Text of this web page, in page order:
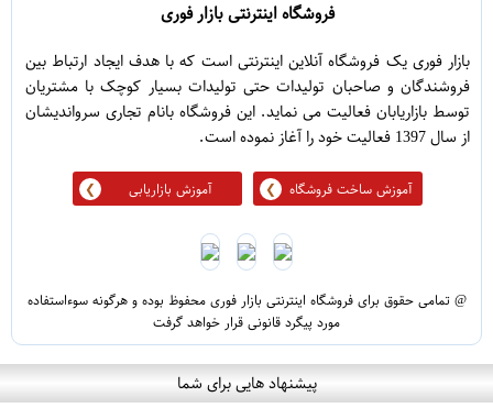
فروشگاه اینترنتی بازار فوری
بازار فوری یک فروشگاه آنلاین اینترنتی است که با هدف ایجاد ارتباط بین
فروشندگان و صاحبان تولیدات حتی تولیدات بسیار کوچک با مشتریان
توسط بازاریابان فعالیت می نماید. این فروشگاه بانام تجاری سرواندیشان
از سال 1397 فعالیت خود را آغاز نموده است.
آموزش ساخت فروشگاه آموزش بازاریابی
@ تمامی حقوق برای فروشگاه اینترنتی بازار فوری محفوظ بوده و هرگونه سوءاستفاده
مورد پیگرد قانونی قرار خواهد گرفت
پیشنهاد هایی برای شما